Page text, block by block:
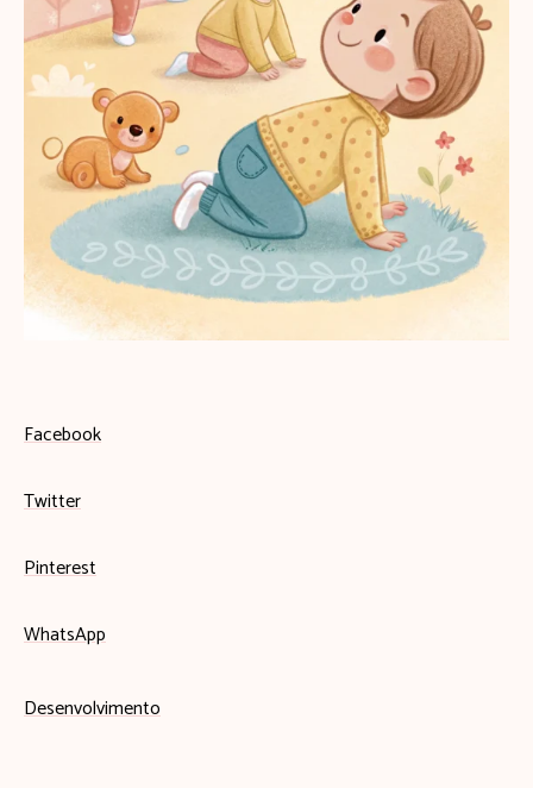
Facebook
Twitter
Pinterest
WhatsApp
Desenvolvimento